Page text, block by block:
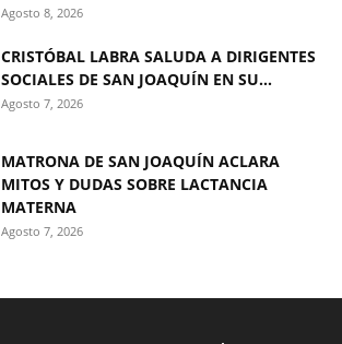
Agosto 8, 2026
CRISTÓBAL LABRA SALUDA A DIRIGENTES
SOCIALES DE SAN JOAQUÍN EN SU...
Agosto 7, 2026
MATRONA DE SAN JOAQUÍN ACLARA
MITOS Y DUDAS SOBRE LACTANCIA
MATERNA
Agosto 7, 2026